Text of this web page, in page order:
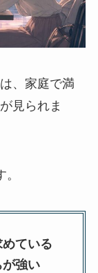
、家庭で満
見られま
ている
強い